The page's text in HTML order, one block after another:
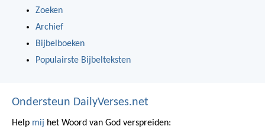
Zoeken
Archief
Bijbelboeken
Populairste Bijbelteksten
Ondersteun DailyVerses.net
Help mij het Woord van God verspreiden: